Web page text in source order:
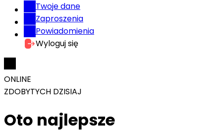
Twoje dane
Zaproszenia
Powiadomienia
Wyloguj się
ONLINE
ZDOBYTYCH DZISIAJ
Oto najlepsze